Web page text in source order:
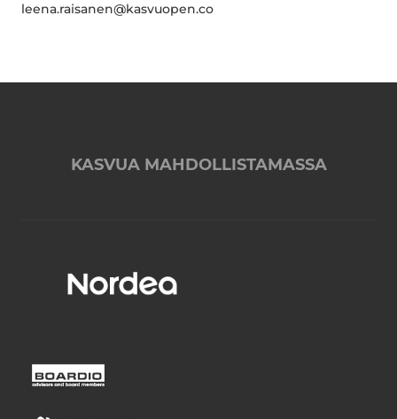
leena.raisanen@kasvuopen.co
KASVUA MAHDOLLISTAMASSA